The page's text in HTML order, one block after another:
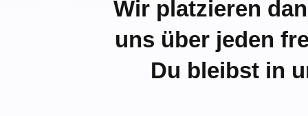
Wir platzieren
uns über jeden
Du bleibst in